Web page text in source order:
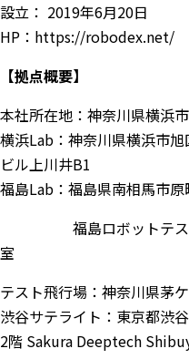
設立： 2019年6月20日
HP： https://robodex.net/
【拠点概要】
本社所在地：神奈川県横浜
横浜Lab：神奈川県横浜市
ビル上川井B1
福島Lab：福島県南相馬市
福島ロボットテスト
室
テスト飛行場：神奈川県茅
渋谷サテライト：東京都渋
2階 Sakura Deeptech